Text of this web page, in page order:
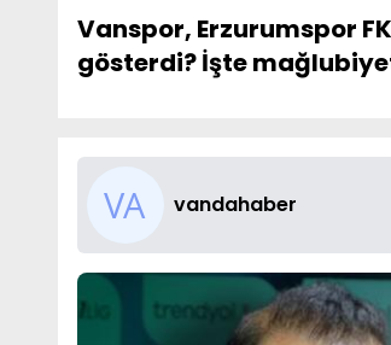
Vanspor, Erzurumspor
gösterdi? İşte
vandahaber